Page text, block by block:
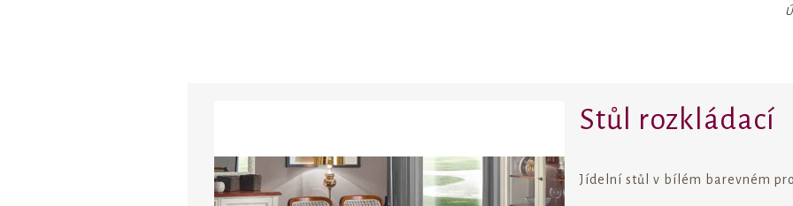
Stůl rozkládací
Jídelní stůl v bílém barevném